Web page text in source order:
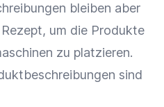
bleiben aber
um die Produkte
zu platzieren.
sind